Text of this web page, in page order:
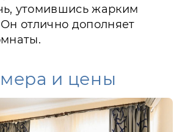
утомившись жарким
отлично дополняет
и цены